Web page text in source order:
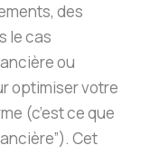
des
le cas
ou
optimiser votre
(c’est ce que
Cet